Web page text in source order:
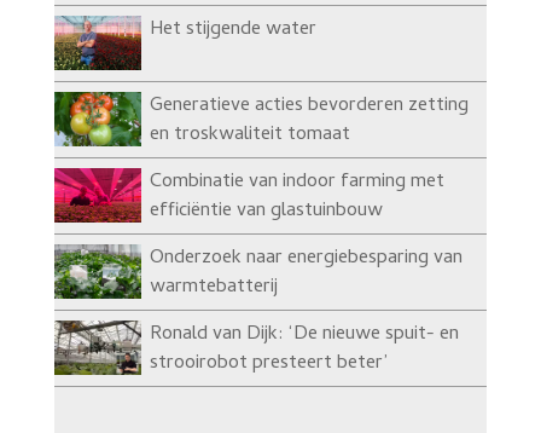
Het stijgende water
Generatieve acties bevorderen zetting
en troskwaliteit tomaat
Combinatie van indoor farming met
efficiëntie van glastuinbouw
Onderzoek naar energiebesparing van
warmtebatterij
Ronald van Dijk: ‘De nieuwe spuit- en
strooirobot presteert beter’